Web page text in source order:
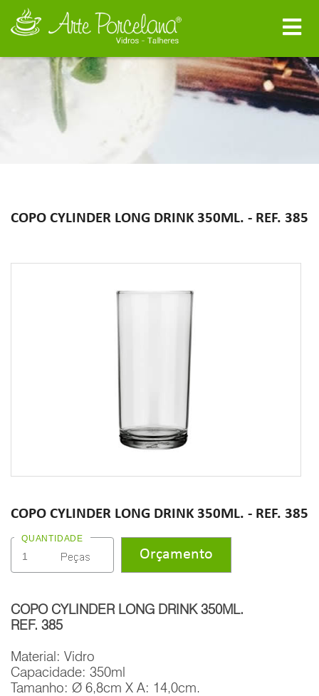
COPO CYLINDER LONG DRINK 350ML. - REF. 385
COPO CYLINDER LONG DRINK 350ML. - REF. 385
QUANTIDADE
COPO CYLINDER LONG DRINK 350ML.
REF. 385
Material: Vidro
Capacidade: 350ml
Tamanho: Ø 6,8cm X A: 14,0cm.